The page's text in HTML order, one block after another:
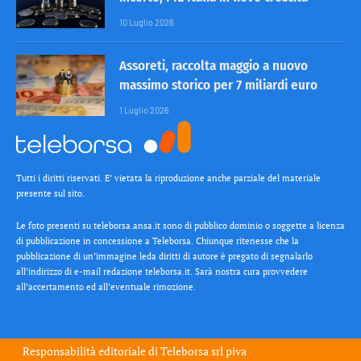
10 Luglio 2026
Assoreti, raccolta maggio a nuovo
massimo storico per 7 miliardi euro
1 Luglio 2026
Tutti i diritti riservati. E’ vietata la riproduzione anche parziale del materiale
presente sul sito.
Le foto presenti su teleborsa.ansa.it sono di pubblico dominio o soggette a licenza
di pubblicazione in concessione a Teleborsa. Chiunque ritenesse che la
pubblicazione di un’immagine leda diritti di autore è pregato di segnalarlo
all’indirizzo di e-mail redazione teleborsa.it. Sarà nostra cura provvedere
all’accertamento ed all’eventuale rimozione.
Responsabilità editoriale diTeleborsa srl piva